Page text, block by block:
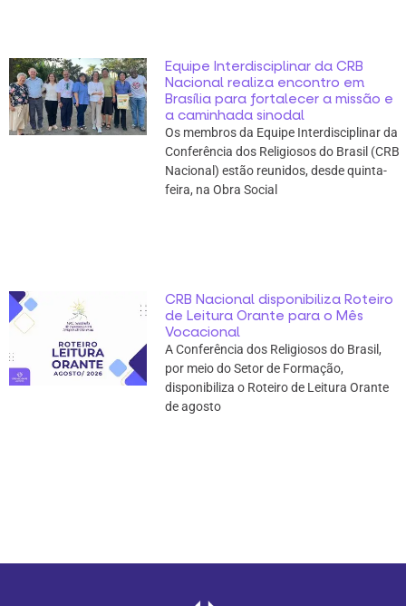
Equipe Interdisciplinar da CRB
Nacional realiza encontro em
Brasília para fortalecer a missão e
a caminhada sinodal
Os membros da Equipe Interdisciplinar da
Conferência dos Religiosos do Brasil (CRB
Nacional) estão reunidos, desde quinta-
feira, na Obra Social
CRB Nacional disponibiliza Roteiro
de Leitura Orante para o Mês
Vocacional
A Conferência dos Religiosos do Brasil,
por meio do Setor de Formação,
disponibiliza o Roteiro de Leitura Orante
de agosto